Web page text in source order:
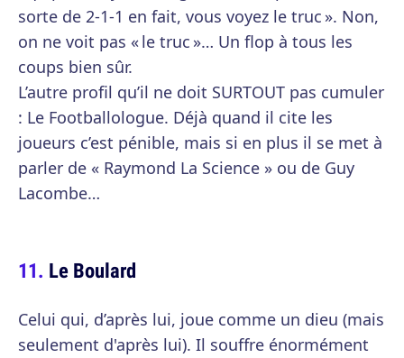
sorte de 2-1-1 en fait, vous voyez le truc ». Non,
on ne voit pas « le truc »… Un flop à tous les
coups bien sûr.
L’autre profil qu’il ne doit SURTOUT pas cumuler
: Le Footballologue. Déjà quand il cite les
joueurs c’est pénible, mais si en plus il se met à
parler de « Raymond La Science » ou de Guy
Lacombe…
Le Boulard
Celui qui, d’après lui, joue comme un dieu (mais
seulement d'après lui). Il souffre énormément